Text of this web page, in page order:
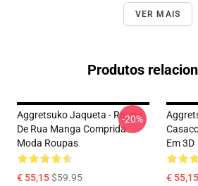
VER MAIS
Produtos
Aggretsuko Jaqueta - Roupa
De Rua Manga Comprida
Moda Roupas
€ 55,15$59.95
-20%
Em 3D
€ 55,15